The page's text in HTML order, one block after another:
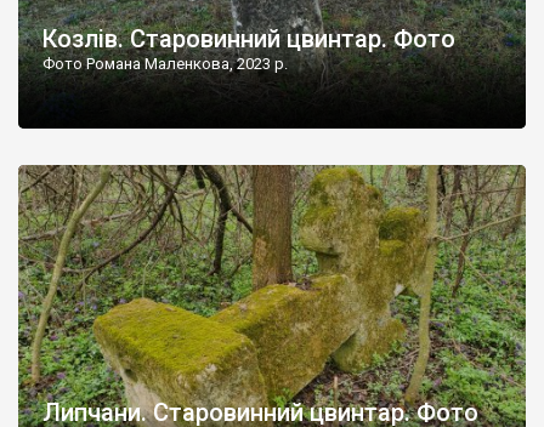
Козлів. Старовинний цвинтар. Фото
Фото Романа Маленкова, 2023 р.
Липчани. Старовинний цвинтар. Фото